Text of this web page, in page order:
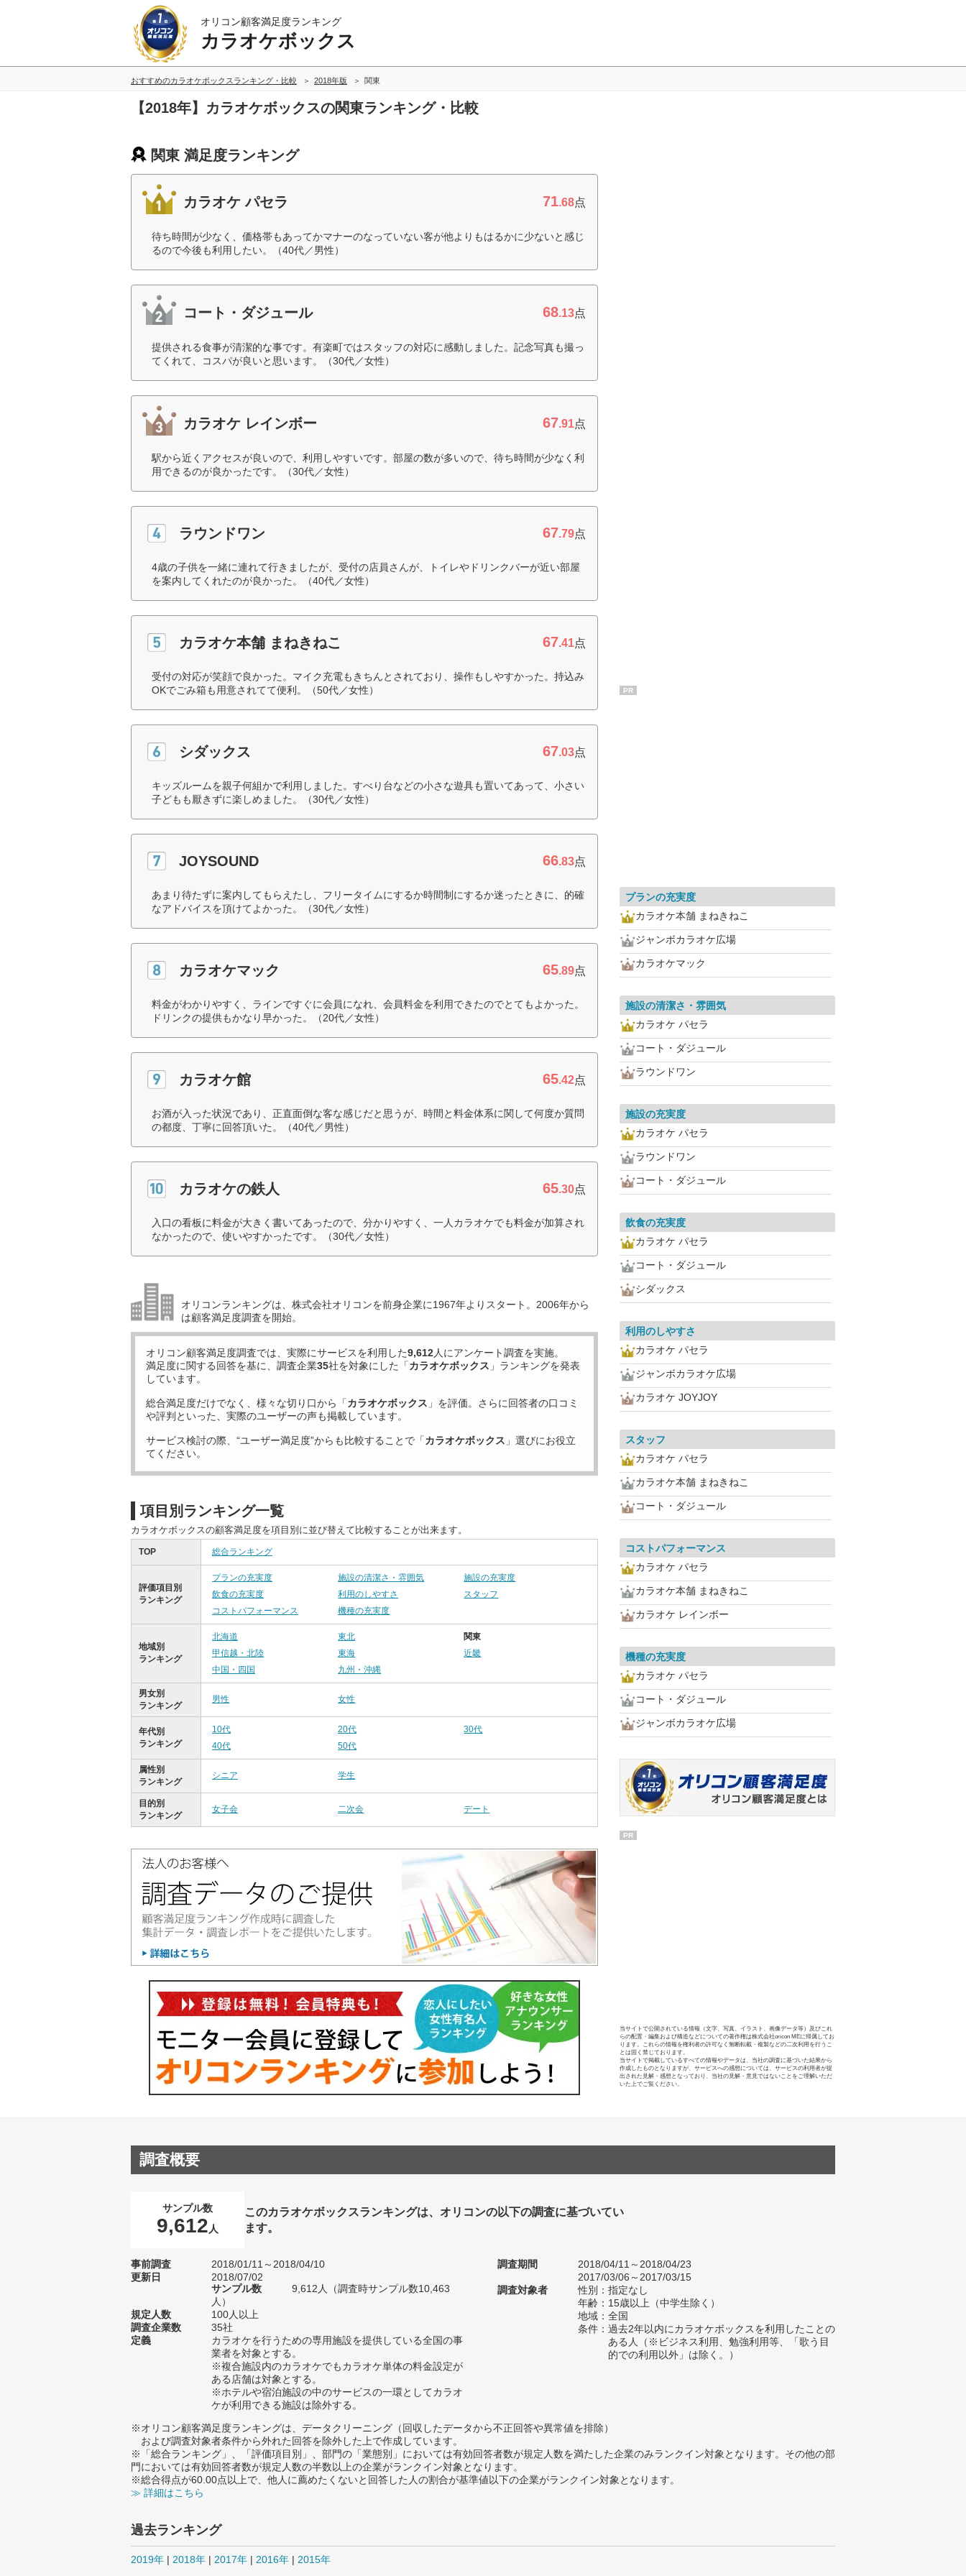
オリコン顧客満足度ランキング
カラオケボックス
おすすめのカラオケボックスランキング・比較 2018年版 関東
【2018年】カラオケボックスの関東ランキング・比較
関東 満足度ランキング
カラオケ パセラ 71.68点
待ち時間が少なく、価格帯もあってかマナーのなっていない客が他よりもはるかに少ないと感じ
るので今後も利用したい。（40代／男性）
コート・ダジュール 68.13点
提供される食事が清潔的な事です。有楽町ではスタッフの対応に感動しました。記念写真も撮っ
てくれて、コスパが良いと思います。（30代／女性）
カラオケ レインボー 67.91点
駅から近くアクセスが良いので、利用しやすいです。部屋の数が多いので、待ち時間が少なく利
用できるのが良かったです。（30代／女性）
ラウンドワン 67.79点
4歳の子供を一緒に連れて行きましたが、受付の店員さんが、トイレやドリンクバーが近い部屋
を案内してくれたのが良かった。（40代／女性）
カラオケ本舗 まねきねこ 67.41点
受付の対応が笑顔で良かった。マイク充電もきちんとされており、操作もしやすかった。持込み
OKでごみ箱も用意されてて便利。（50代／女性）
シダックス 67.03点
キッズルームを親子何組かで利用しました。すべり台などの小さな遊具も置いてあって、小さい
子どもも厭きずに楽しめました。（30代／女性）
JOYSOUND 66.83点
あまり待たずに案内してもらえたし、フリータイムにするか時間制にするか迷ったときに、的確
なアドバイスを頂けてよかった。（30代／女性）
カラオケマック 65.89点
料金がわかりやすく、ラインですぐに会員になれ、会員料金を利用できたのでとてもよかった。
ドリンクの提供もかなり早かった。（20代／女性）
カラオケ館 65.42点
お酒が入った状況であり、正直面倒な客な感じだと思うが、時間と料金体系に関して何度か質問
の都度、丁寧に回答頂いた。（40代／男性）
カラオケの鉄人 65.30点
入口の看板に料金が大きく書いてあったので、分かりやすく、一人カラオケでも料金が加算され
なかったので、使いやすかったです。（30代／女性）
オリコンランキングは、株式会社オリコンを前身企業に1967年よりスタート。2006年から
は顧客満足度調査を開始。
オリコン顧客満足度調査では、実際にサービスを利用した9,612人にアンケート調査を実施。
満足度に関する回答を基に、調査企業35社を対象にした「カラオケボックス 」ランキングを発表
しています。
総合満足度だけでなく、様々な切り口から「カラオケボックス 」を評価。さらに回答者の口コミ
や評判といった、実際のユーザーの声も掲載しています。
サービス検討の際、“ユーザー満足度”からも比較することで「カラオケボックス 」選びにお役立
てください。
項目別ランキング一覧
カラオケボックスの顧客満足度を項目別に並び替えて比較することが出来ます。
TOP 総合ランキング
評価項目別
ランキング
プランの充実度 施設の清潔さ・雰囲気
施設の充実度
飲食の充実度
利用のしやすさ
スタッフ
コストパフォーマンス
機種の充実度
地域別
ランキング
北海道 東北
関東
甲信越・北陸
東海
近畿
中国・四国
九州・沖縄
男女別
ランキング
男性 女性
年代別
ランキング
10代 20代
30代
40代
50代
属性別
ランキング
シニア 学生
目的別
ランキング
女子会 二次会 デート
PR
プランの充実度
カラオケ本舗 まねきねこ
ジャンボカラオケ広場
カラオケマック
施設の清潔さ・雰囲気
カラオケ パセラ
コート・ダジュール
ラウンドワン
施設の充実度
カラオケ パセラ
ラウンドワン
コート・ダジュール
飲食の充実度
カラオケ パセラ
コート・ダジュール
シダックス
利用のしやすさ
カラオケ パセラ
ジャンボカラオケ広場
カラオケ JOYJOY
スタッフ
カラオケ パセラ
カラオケ本舗 まねきねこ
コート・ダジュール
コストパフォーマンス
カラオケ パセラ
カラオケ本舗 まねきねこ
カラオケ レインボー
機種の充実度
カラオケ パセラ
コート・ダジュール
ジャンボカラオケ広場
PR
当サイトで公開されている情報（文字、写真、イラスト、画像データ等）及びこれ
らの配置・編集および構造などについての著作権は株式会社oricon MEに帰属してお
ります。これらの情報を権利者の許可なく無断転載・複製などの二次利用を行うこ
とは固く禁じております。
当サイトで掲載しているすべての情報やデータは、当社の調査に基づいた結果から
作成したものとなりますが、サービスへの感想については、サービスの利用者が提
出された見解・感想となっており、当社の見解・意見ではないことをご理解いただ
いた上でご覧ください。
調査概要
サンプル数
9,612 人
このカラオケボックスランキングは、オリコンの以下の調査に基づいてい
ます。
事前調査
2018/01/11～2018/04/10
更新日
2018/07/02
サンプル数
9,612人（調査時サンプル数10,463
人）
規定人数
100人以上
調査企業数
35社
定義
カラオケを行うための専用施設を提供している全国の事
業者を対象とする。
※複合施設内のカラオケでもカラオケ単体の料金設定が
ある店舗は対象とする。
※ホテルや宿泊施設の中のサービスの一環としてカラオ
ケが利用できる施設は除外する。
調査期間
2018/04/11～2018/04/23
2017/03/06～2017/03/15
調査対象者
性別：指定なし
年齢：15歳以上（中学生除く）
地域：全国
条件：過去2年以内にカラオケボックスを利用したことの
ある人（※ビジネス利用、勉強利用等、「歌う目
的での利用以外」は除く。）
※オリコン顧客満足度ランキングは、データクリーニング（回収したデータから不正回答や異常値を排除）
および調査対象者条件から外れた回答を除外した上で作成しています。
※「総合ランキング」、「評価項目別」、部門の「業態別」においては有効回答者数が規定人数を満たした企業のみランクイン対象となります。その他の部
門においては有効回答者数が規定人数の半数以上の企業がランクイン対象となります。
※総合得点が60.00点以上で、他人に薦めたくないと回答した人の割合が基準値以下の企業がランクイン対象となります。
≫ 詳細はこちら
過去ランキング
2019年 | 2018年 | 2017年 | 2016年 | 2015年